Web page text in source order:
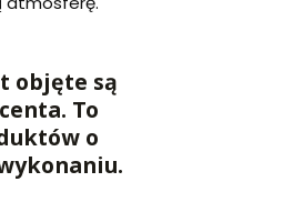
objęte są
To
o